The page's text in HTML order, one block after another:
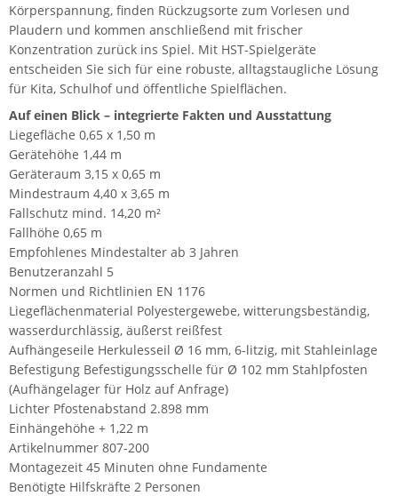
Körperspannung, finden Rückzugsorte zum Vorlesen und
Plaudern und kommen anschließend mit frischer
Konzentration zurück ins Spiel. Mit HST-Spielgeräte
entscheiden Sie sich für eine robuste, alltagstaugliche Lösung
für Kita, Schulhof und öffentliche Spielflächen.
Auf einen Blick – integrierte Fakten und Ausstattung
Liegefläche 0,65 x 1,50 m
Gerätehöhe 1,44 m
Geräteraum 3,15 x 0,65 m
Mindestraum 4,40 x 3,65 m
Fallschutz mind. 14,20 m²
Fallhöhe 0,65 m
Empfohlenes Mindestalter ab 3 Jahren
Benutzeranzahl 5
Normen und Richtlinien EN 1176
Liegeflächenmaterial Polyestergewebe, witterungsbeständig,
wasserdurchlässig, äußerst reißfest
Aufhängeseile Herkulesseil Ø 16 mm, 6-litzig, mit Stahleinlage
Befestigung Befestigungsschelle für Ø 102 mm Stahlpfosten
(Aufhängelager für Holz auf Anfrage)
Lichter Pfostenabstand 2.898 mm
Einhängehöhe + 1,22 m
Artikelnummer 807-200
Montagezeit 45 Minuten ohne Fundamente
Benötigte Hilfskräfte 2 Personen